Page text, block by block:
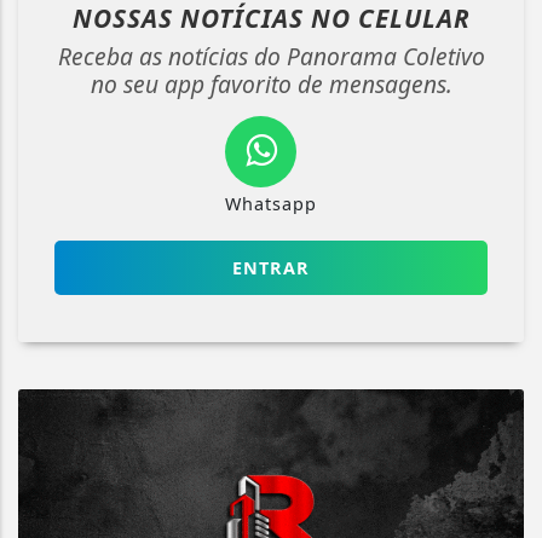
NOSSAS NOTÍCIAS NO CELULAR
Receba as notícias do Panorama Coletivo
no seu app favorito de mensagens.
Whatsapp
ENTRAR